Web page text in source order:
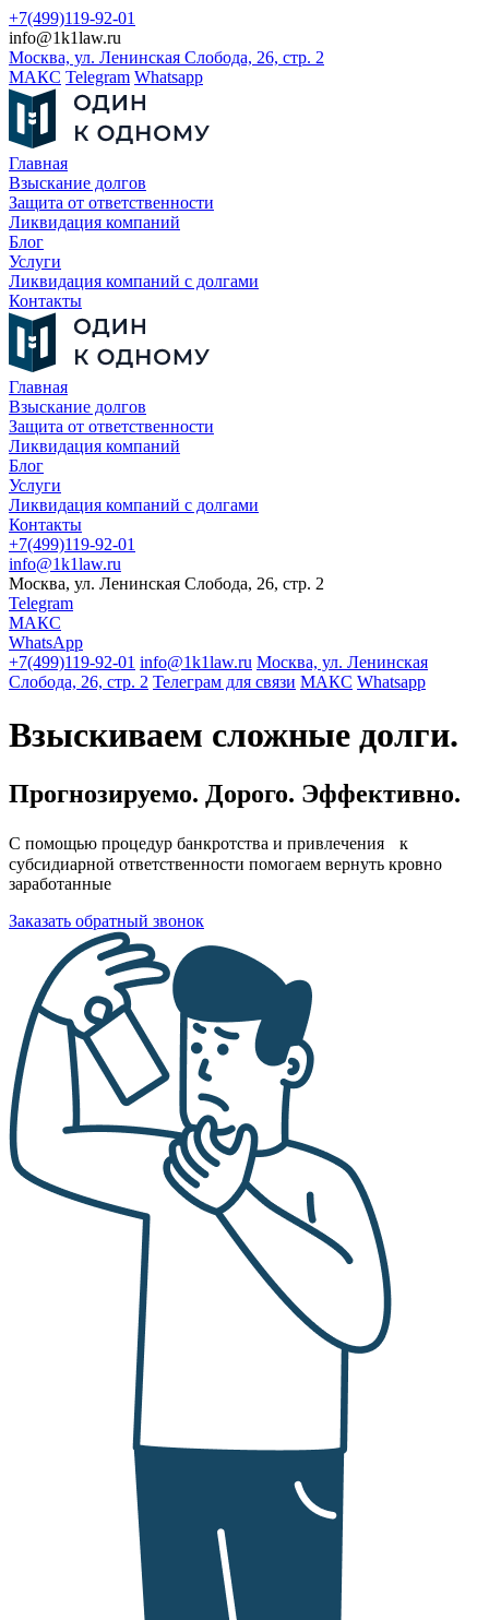
+7(499)119-92-01
info@1k1law.ru
Москва, ул. Ленинская Слобода, 26, стр. 2
МАКС Telegram Whatsapp
Главная
Взыскание долгов
Защита от ответственности
Ликвидация компаний
Блог
Услуги
Ликвидация компаний с долгами
Контакты
Главная
Взыскание долгов
Защита от ответственности
Ликвидация компаний
Блог
Услуги
Ликвидация компаний с долгами
Контакты
+7(499)119-92-01
info@1k1law.ru
Москва, ул. Ленинская Слобода, 26, стр. 2
Telegram
МАКС
WhatsApp
+7(499)119-92-01 info@1k1law.ru Москва, ул. Ленинская
Слобода, 26, стр. 2 Телеграм для связи МАКС Whatsapp
Взыскиваем сложные долги.
Прогнозируемо. Дорого. Эффективно.
С помощью процедур банкротства и привлечения к
субсидиарной ответственности помогаем вернуть кровно
заработанные
Заказать обратный звонок